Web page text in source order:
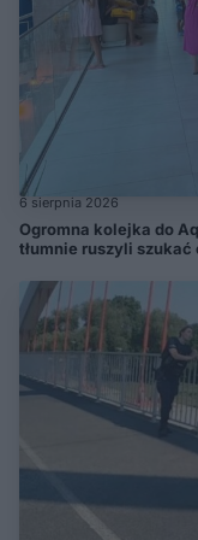
6 sierpnia 2026
Ogromna kolejka do
tłumnie ruszyli szukać